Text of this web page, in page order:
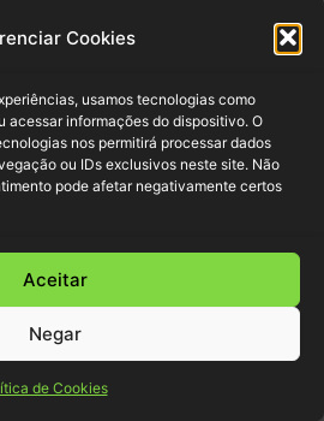
Cookies
usamos tecnologias como
acessar informações do dispositivo. O
nos permitirá processar dados
ou IDs exclusivos neste site. Não
pode afetar negativamente certos
Aceitar
Negar
de Cookies
as melhores oportunidades dos
treinamento oferece um tópico
hoje mesmo?Inscreva-se no
este e outros cursos de educação
maiores especialistas do